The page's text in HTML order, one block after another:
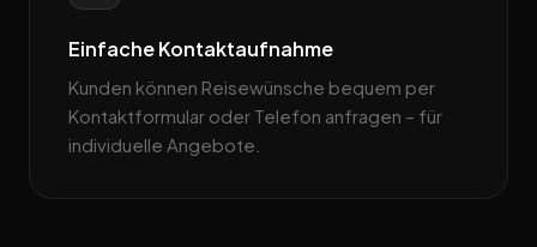
Einfache Kontaktaufnahme
Kunden können Reisewünsche bequem per
Kontaktformular oder Telefon anfragen – für
individuelle Angebote.